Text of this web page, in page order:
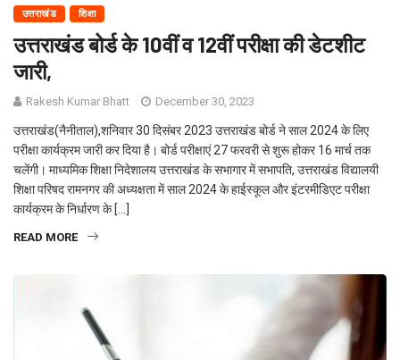
उत्तराखंड शिक्षा
उत्तराखंड बोर्ड के 10वीं व 12वीं परीक्षा की डेटशीट
जारी,
Rakesh Kumar Bhatt December 30, 2023
उत्तराखंड(नैनीताल),शनिवार 30 दिसंबर 2023 उत्तराखंड बोर्ड ने साल 2024 के लिए
परीक्षा कार्यक्रम जारी कर दिया है। बोर्ड परीक्षाएं 27 फरवरी से शुरू होकर 16 मार्च तक
चलेंगी। माध्यमिक शिक्षा निदेशालय उत्तराखंड के सभागार में सभापति, उत्तराखंड विद्यालयी
शिक्षा परिषद रामनगर की अध्यक्षता में साल 2024 के हाईस्कूल और इंटरमीडिएट परीक्षा
कार्यक्रम के निर्धारण के […]
READ MORE